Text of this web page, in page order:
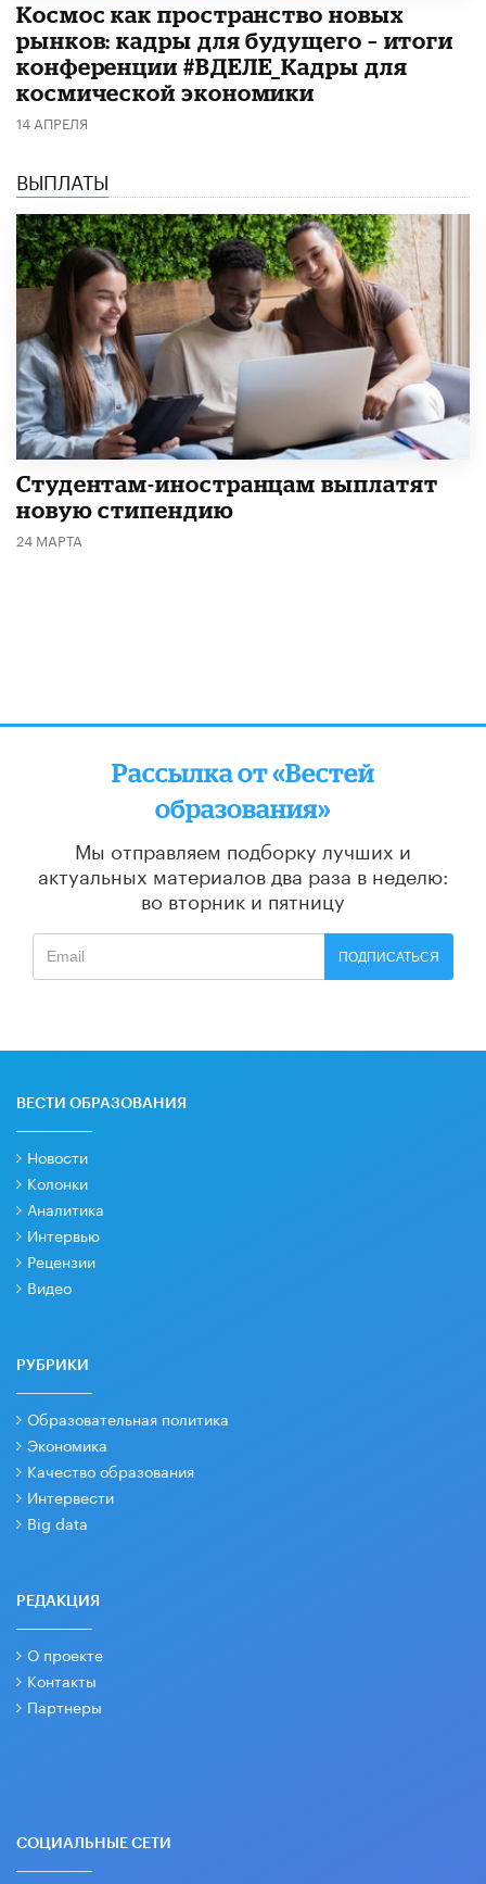
Космос как пространство новых
рынков: кадры для будущего – итоги
конференции #ВДЕЛЕ_Кадры для
космической экономики
14 АПРЕЛЯ
ВЫПЛАТЫ
Студентам-иностранцам выплатят
новую стипендию
24 МАРТА
Рассылка от «Вестей
образования»
Мы отправляем подборку лучших и
актуальных материалов два раза в неделю:
во вторник и пятницу
ПОДПИСАТЬСЯ
ВЕСТИ ОБРАЗОВАНИЯ
Новости
Колонки
Аналитика
Интервью
Рецензии
Видео
РУБРИКИ
Образовательная политика
Экономика
Качество образования
Интервести
Big data
РЕДАКЦИЯ
О проекте
Контакты
Партнеры
СОЦИАЛЬНЫЕ СЕТИ